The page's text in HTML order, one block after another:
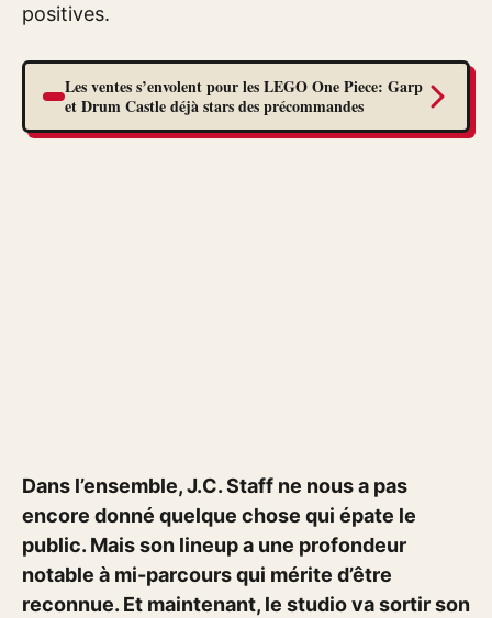
positives.
Les ventes s’envolent pour les LEGO One Piece: Garp
et Drum Castle déjà stars des précommandes
Dans l’ensemble, J.C. Staff ne nous a pas
encore donné quelque chose qui épate le
public. Mais son lineup a une profondeur
notable à mi-parcours qui mérite d’être
reconnue. Et maintenant, le studio va sortir son